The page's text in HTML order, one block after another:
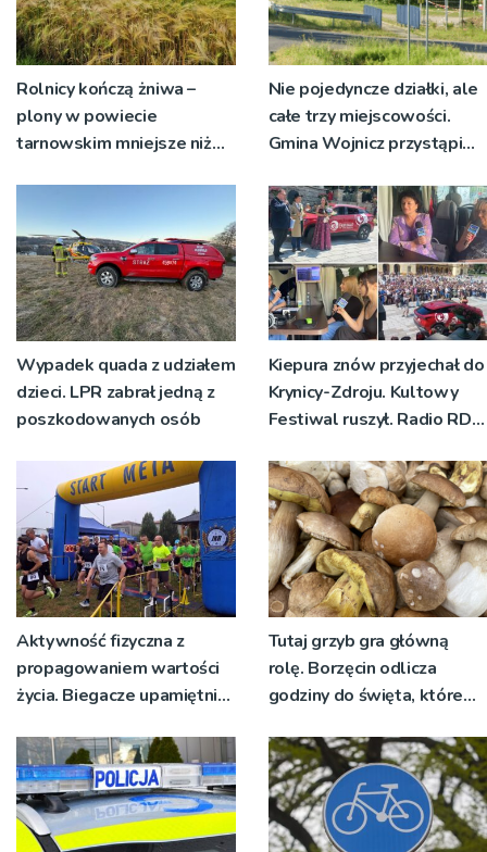
Rolnicy kończą żniwa –
plony w powiecie
tarnowskim mniejsze niż
Nie pojedyncze działki, ale
całe trzy miejscowości.
Gmina Wojnicz przystąpi
planistycznych
Wypadek quada z udziałem
dzieci. LPR zabrał jedną z
poszkodowanych osób
Kiepura znów przyjechał do
Krynicy-Zdroju. Kultowy
Festiwal ruszył. Radio RDN
żywo [ZDJĘCIA]
Aktywność fizyczna z
propagowaniem wartości
życia. Biegacze upamiętnili
Tutaj grzyb gra główną
rolę. Borzęcin odlicza
godziny do święta, które
pokoleń